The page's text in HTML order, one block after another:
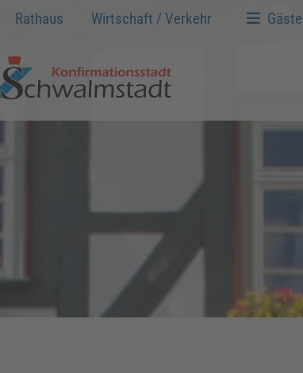
Rathaus Wirtschaft / Verkehr